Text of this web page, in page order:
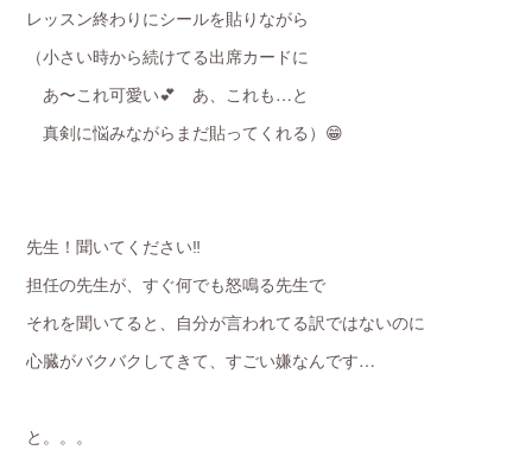
レッスン終わりにシールを貼りながら
（小さい時から続けてる出席カードに
あ〜これ可愛い💕 あ、これも…と
真剣に悩みながらまだ貼ってくれる）😁
先生！聞いてください‼️
担任の先生が、すぐ何でも怒鳴る先生で
それを聞いてると、自分が言われてる訳ではないのに
心臓がバクバクしてきて、すごい嫌なんです…
と。。。